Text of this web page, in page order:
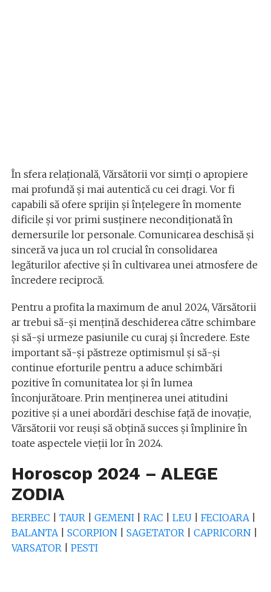
În sfera relațională, Vărsătorii vor simți o apropiere
mai profundă și mai autentică cu cei dragi. Vor fi
capabili să ofere sprijin și înțelegere în momente
dificile și vor primi susținere necondiționată în
demersurile lor personale. Comunicarea deschisă și
sinceră va juca un rol crucial în consolidarea
legăturilor afective și în cultivarea unei atmosfere de
încredere reciprocă.
Pentru a profita la maximum de anul 2024, Vărsătorii
ar trebui să-și mențină deschiderea către schimbare
și să-și urmeze pasiunile cu curaj și încredere. Este
important să-și păstreze optimismul și să-și
continue eforturile pentru a aduce schimbări
pozitive în comunitatea lor și în lumea
înconjurătoare. Prin menținerea unei atitudini
pozitive și a unei abordări deschise față de inovație,
Vărsătorii vor reuși să obțină succes și împlinire în
toate aspectele vieții lor în 2024.
Horoscop 2024 – ALEGE
ZODIA
BERBEC TAUR GEMENI| RAC LEU| FECIOARA
BALANTA
SCORPION| SAGETATOR CAPRICORN|
VARSATOR
PESTI